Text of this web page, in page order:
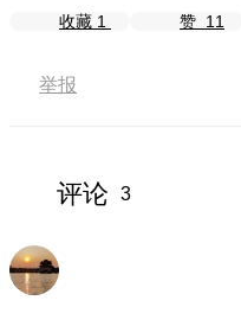
收藏 1 赞 11
举报
评论 3